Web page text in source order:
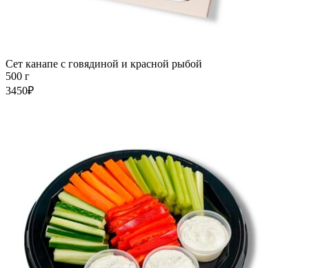
Сет канапе с говядиной и красной рыбой
500 г
3450₽